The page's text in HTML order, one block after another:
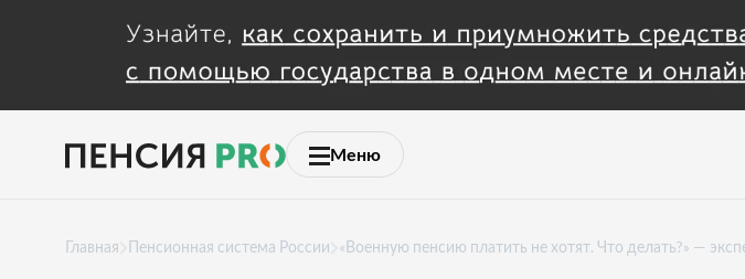
Меню
Главная Пенсионная система России «Военную пенсию платить не хотят. Что делать?» —